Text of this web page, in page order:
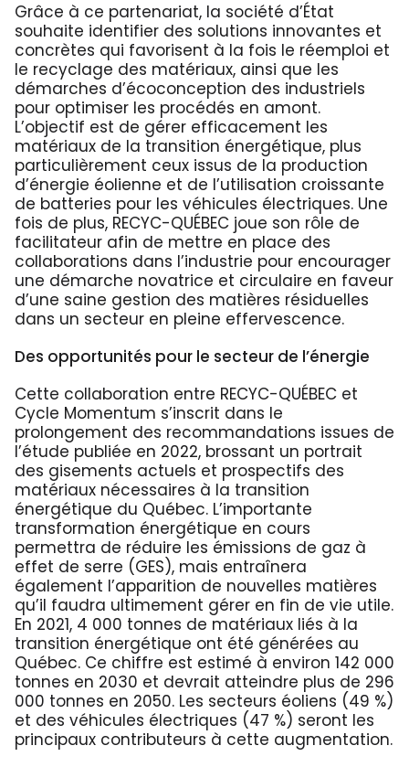
Grâce à ce partenariat, la société d’État
souhaite identifier des solutions innovantes et
concrètes qui favorisent à la fois le réemploi et
le recyclage des matériaux, ainsi que les
démarches d’écoconception des industriels
pour optimiser les procédés en amont.
L’objectif est de gérer efficacement les
matériaux de la transition énergétique, plus
particulièrement ceux issus de la production
d’énergie éolienne et de l’utilisation croissante
de batteries pour les véhicules électriques. Une
fois de plus, RECYC-QUÉBEC joue son rôle de
facilitateur afin de mettre en place des
collaborations dans l’industrie pour encourager
une démarche novatrice et circulaire en faveur
d’une saine gestion des matières résiduelles
dans un secteur en pleine effervescence.
Des opportunités pour le secteur de l’énergie
Cette collaboration entre RECYC-QUÉBEC et
Cycle Momentum s’inscrit dans le
prolongement des recommandations issues de
l’étude publiée en 2022, brossant un portrait
des gisements actuels et prospectifs des
matériaux nécessaires à la transition
énergétique du Québec. L’importante
transformation énergétique en cours
permettra de réduire les émissions de gaz à
effet de serre (GES), mais entraînera
également l’apparition de nouvelles matières
qu’il faudra ultimement gérer en fin de vie utile.
En 2021, 4 000 tonnes de matériaux liés à la
transition énergétique ont été générées au
Québec. Ce chiffre est estimé à environ 142 000
tonnes en 2030 et devrait atteindre plus de 296
000 tonnes en 2050. Les secteurs éoliens (49 %)
et des véhicules électriques (47 %) seront les
principaux contributeurs à cette augmentation.